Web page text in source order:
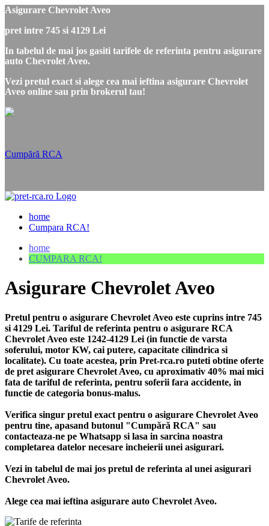
Asigurare Chevrolet Aveo
pret intre 745 si 4129 Lei
In tabelul de mai jos gasiti tarifele de referinta pentru asigurare
auto Chevrolet Aveo.
Vezi pretul exact si alege cea mai ieftina asigurare Chevrolet
Aveo online sau prin brokerul tau!
Cumpără RCA
home
Cumpara RCA!
home
CUMPARA RCA!
Asigurare Chevrolet Aveo
Pretul pentru o asigurare Chevrolet Aveo este cuprins intre 745
si 4129 Lei. Tariful de referinta pentru o asigurare RCA
Chevrolet Aveo este 1242-4129 Lei (in functie de varsta
soferului, motor KW, cai putere, capacitate cilindrica si
localitate). Cu toate acestea, prin Pret-rca.ro puteti obtine oferte
de pret asigurare Chevrolet Aveo, cu aproximativ 40% mai mici
fata de tariful de referinta, pentru soferii fara accidente, in
functie de categoria bonus-malus.
Verifica singur pretul exact pentru o asigurare Chevrolet Aveo
pentru tine, apasand butonul "Cumpără RCA" sau
contacteaza-ne pe Whatsapp si lasa in sarcina noastra
completarea datelor necesare incheierii unei asigurari.
Vezi in tabelul de mai jos pretul de referinta al unei asigurari
Chevrolet Aveo.
Alege cea mai ieftina asigurare auto Chevrolet Aveo.